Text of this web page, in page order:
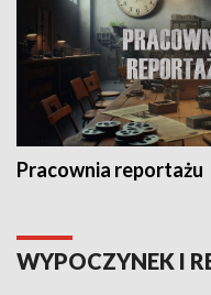
Pracownia reportażu
WYPOCZYNEK I